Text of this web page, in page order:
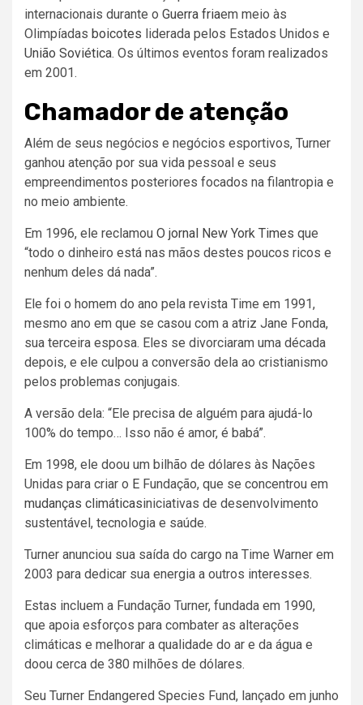
internacionais durante o Guerra friaem meio às
Olimpíadas boicotes liderada pelos Estados Unidos e
União Soviética. Os últimos eventos foram realizados
em 2001.
Chamador de atenção
Além de seus negócios e negócios esportivos, Turner
ganhou atenção por sua vida pessoal e seus
empreendimentos posteriores focados na filantropia e
no meio ambiente.
Em 1996, ele reclamou O jornal New York Times que
“todo o dinheiro está nas mãos destes poucos ricos e
nenhum deles dá nada”.
Ele foi o homem do ano pela revista Time em 1991,
mesmo ano em que se casou com a atriz Jane Fonda,
sua terceira esposa. Eles se divorciaram uma década
depois, e ele culpou a conversão dela ao cristianismo
pelos problemas conjugais.
A versão dela: “Ele precisa de alguém para ajudá-lo
100% do tempo… Isso não é amor, é babá”.
Em 1998, ele doou um bilhão de dólares às Nações
Unidas para criar o E Fundação, que se concentrou em
mudanças climáticasiniciativas de desenvolvimento
sustentável, tecnologia e saúde.
Turner anunciou sua saída do cargo na Time Warner em
2003 para dedicar sua energia a outros interesses.
Estas incluem a Fundação Turner, fundada em 1990,
que apoia esforços para combater as alterações
climáticas e melhorar a qualidade do ar e da água e
doou cerca de 380 milhões de dólares.
Seu Turner Endangered Species Fund, lançado em junho